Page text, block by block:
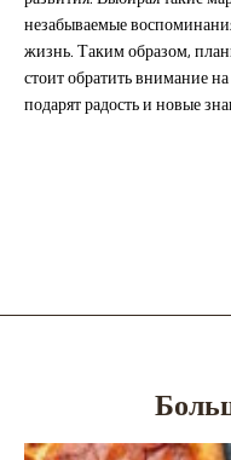
незабываемые
жизнь. Таким образом,
стоит обратить внимание
подарят радость и новые